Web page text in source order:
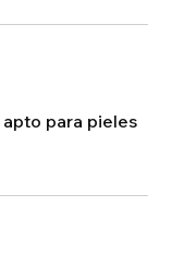
para pieles